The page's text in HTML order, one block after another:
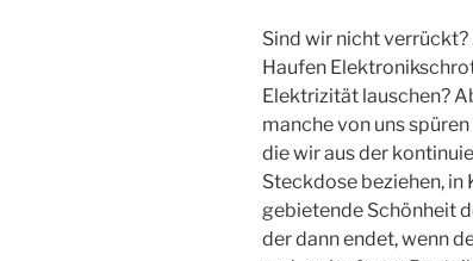
Sind wir nicht
Haufen
Elektrizität lauschen?
manche von uns
die wir aus der
Steckdose beziehen,
gebietende Schönheit
der dann endet, wenn